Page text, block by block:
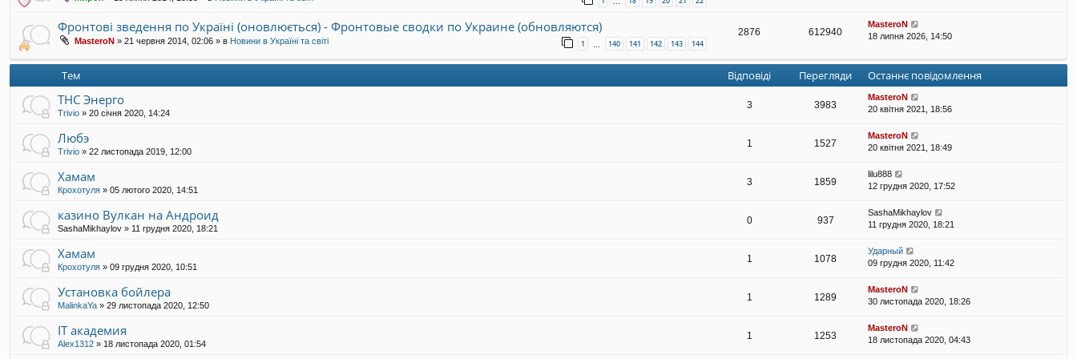
…
Фронтові зведення по Україні (оновлюється) - Фронтовые сводки по Украине (обновляются)
MasteroN » 21 червня 2014, 02:06 » в Новини в Україні та світі 1 … 140 141 142 143 144
2876 612940
MasteroN
18 липня 2026, 14:50
Тем Відповіді Перегляди Останнє повідомлення
ТНС Энерго
Trivio » 20 січня 2020, 14:24
3 3983
MasteroN
20 квітня 2021, 18:56
Любэ
Trivio » 22 листопада 2019, 12:00
1 1527
MasteroN
20 квітня 2021, 18:49
Хамам
Крохотуля » 05 лютого 2020, 14:51
3 1859
lilu888
12 грудня 2020, 17:52
казино Вулкан на Андроид
SashaMikhaylov » 11 грудня 2020, 18:21
0 937
SashaMikhaylov
11 грудня 2020, 18:21
Хамам
Крохотуля » 09 грудня 2020, 10:51
1 1078
Ударный
09 грудня 2020, 11:42
Установка бойлера
MalinkaYa » 29 листопада 2020, 12:50
1 1289
MasteroN
30 листопада 2020, 18:26
IT академия
Alex1312 » 18 листопада 2020, 01:54
1 1253
MasteroN
18 листопада 2020, 04:43